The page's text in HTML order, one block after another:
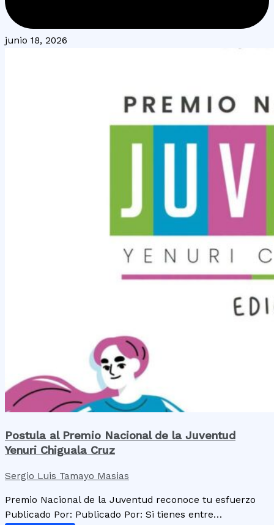
junio 18, 2026
Postula al Premio Nacional de la Juventud
Yenuri Chiguala Cruz
Sergio Luis Tamayo Masias
Premio Nacional de la Juventud reconoce tu esfuerzo
Publicado Por: Publicado Por: Si tienes entre…